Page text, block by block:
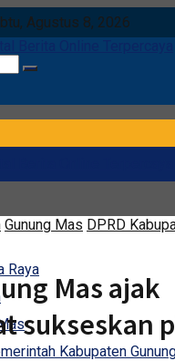
Agustus 8, 2026
Raya
Kabupaten
Gunung Mas DPRD
Mas ajak
sukseskan